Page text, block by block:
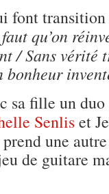
font
qu’on
/ Sans vérité
sa fille un
Senliset
prend une
de guitare